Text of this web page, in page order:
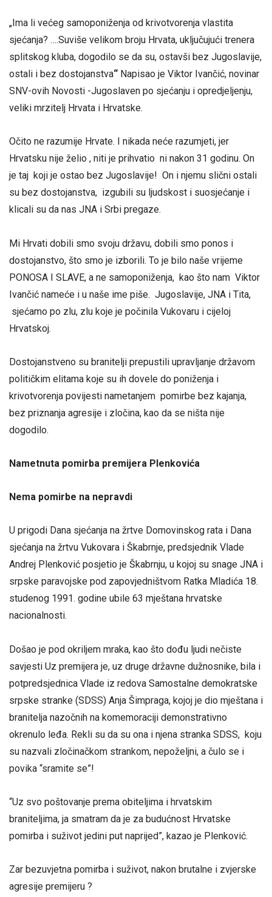
„Ima li većeg samoponiženja od krivotvorenja vlastita
sjećanja? ….Suviše velikom broju Hrvata, uključujući trenera
splitskog kluba, dogodilo se da su, ostavši bez Jugoslavije,
ostali i bez dostojanstva“ Napisao je Viktor Ivančić, novinar
SNV-ovih Novosti -Jugoslaven po sjećanju i opredjeljenju,
veliki mrzitelj Hrvata i Hrvatske.
Očito ne razumije Hrvate. I nikada neće razumjeti, jer
Hrvatsku nije želio , niti je prihvatio ni nakon 31 godinu. On
je taj koji je ostao bez Jugoslavije! On i njemu slični ostali
su bez dostojanstva, izgubili su ljudskost i suosjećanje i
klicali su da nas JNA i Srbi pregaze.
Mi Hrvati dobili smo svoju državu, dobili smo ponos i
dostojanstvo, što smo je izborili. To je bilo naše vrijeme
PONOSA I SLAVE, a ne samoponiženja, kao što nam Viktor
Ivančić nameće i u naše ime piše. Jugoslavije, JNA i Tita,
sjećamo po zlu, zlu koje je počinila Vukovaru i cijeloj
Hrvatskoj.
Dostojanstveno su branitelji prepustili upravljanje državom
političkim elitama koje su ih dovele do poniženja i
krivotvorenja povijesti nametanjem pomirbe bez kajanja,
bez priznanja agresije i zločina, kao da se ništa nije
dogodilo.
Nametnuta pomirba premijera Plenkovića
Nema pomirbe na nepravdi
U prigodi Dana sjećanja na žrtve Domovinskog rata i Dana
sjećanja na žrtvu Vukovara i Škabrnje, predsjednik Vlade
Andrej Plenković posjetio je Škabrnju, u kojoj su snage JNA i
srpske paravojske pod zapovjedništvom Ratka Mladića 18.
studenog 1991. godine ubile 63 mještana hrvatske
nacionalnosti.
Došao je pod okriljem mraka, kao što dođu ljudi nečiste
savjesti Uz premijera je, uz druge državne dužnosnike, bila i
potpredsjednica Vlade iz redova Samostalne demokratske
srpske stranke (SDSS) Anja Šimpraga, kojoj je dio mještana i
branitelja nazočnih na komemoraciji demonstrativno
okrenulo leđa. Rekli su da su ona i njena stranka SDSS, koju
su nazvali zločinačkom strankom, nepoželjni, a čulo se i
povika “sramite se”!
“Uz svo poštovanje prema obiteljima i hrvatskim
braniteljima, ja smatram da je za budućnost Hrvatske
pomirba i suživot jedini put naprijed”, kazao je Plenković.
Zar bezuvjetna pomirba i suživot, nakon brutalne i zvjerske
agresije premijeru ?